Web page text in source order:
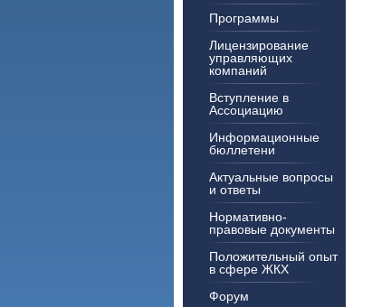
Программы
Лицензирование
управляющих
компаний
Вступление в
Ассоциацию
Информационные
бюллетени
Актуальные вопросы
и ответы
Нормативно-
правовые документы
Положительный опыт
в сфере ЖКХ
Форум